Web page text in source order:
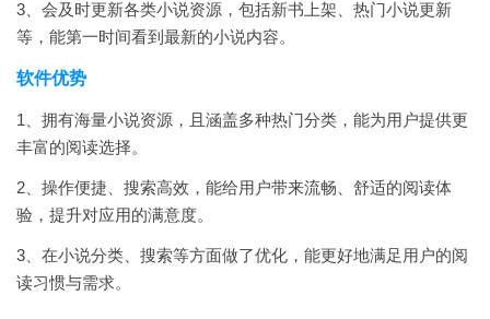
3、会及时更新各类小说资源，包括新书上架、热门小说更新
等，能第一时间看到最新的小说内容。
软件优势
1、拥有海量小说资源，且涵盖多种热门分类，能为用户提供更
丰富的阅读选择。
2、操作便捷、搜索高效，能给用户带来流畅、舒适的阅读体
验，提升对应用的满意度。
3、在小说分类、搜索等方面做了优化，能更好地满足用户的阅
读习惯与需求。